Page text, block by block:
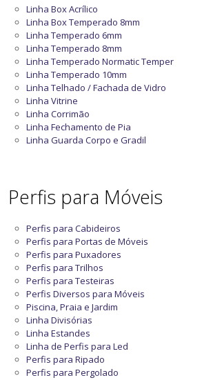
Linha Box Acrílico
Linha Box Temperado 8mm
Linha Temperado 6mm
Linha Temperado 8mm
Linha Temperado Normatic Temper
Linha Temperado 10mm
Linha Telhado / Fachada de Vidro
Linha Vitrine
Linha Corrimão
Linha Fechamento de Pia
Linha Guarda Corpo e Gradil
Perfis para Móveis
Perfis para Cabideiros
Perfis para Portas de Móveis
Perfis para Puxadores
Perfis para Trilhos
Perfis para Testeiras
Perfis Diversos para Móveis
Piscina, Praia e Jardim
Linha Divisórias
Linha Estandes
Linha de Perfis para Led
Perfis para Ripado
Perfis para Pergolado